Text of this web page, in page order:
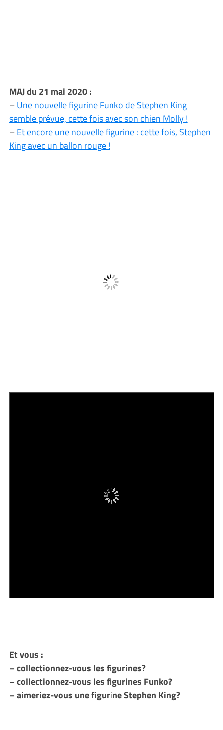
MAJ du 21 mai 2020 :
–Une nouvelle figurine Funko de Stephen King
semble prévue, cette fois avec son chien Molly !
–Et encore une nouvelle figurine : cette fois, Stephen
King avec un ballon rouge !
Et vous :
– collectionnez-vous les figurines?
– collectionnez-vous les figurines Funko?
– aimeriez-vous une figurine Stephen King?